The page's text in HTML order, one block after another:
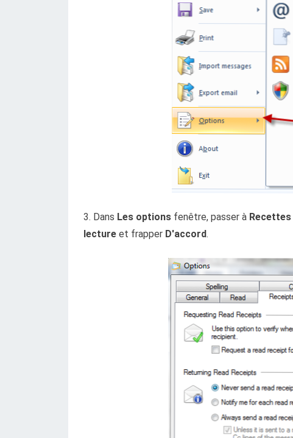
3. Dans Les options fenêtre, passer à Recettes
lecture et frapper D'accord.